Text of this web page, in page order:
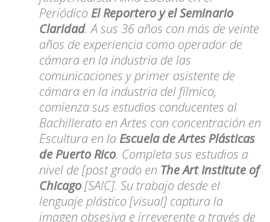
Periódico El Reportero y el Seminario
Claridad. A sus 36 años con más de veinte
años de experiencia como operador de
cámara en la industria de las
comunicaciones y primer asistente de
cámara en la industria del fílmico,
comienza sus estudios conducentes al
Bachillerato en Artes con concentración en
Escultura en la Escuela de Artes Plásticas
de Puerto Rico. Completa sus estudios a
nivel de [post grado en The Art Institute of
Chicago[SAIC]. Su trabajo desde el
lenguaje plástico [visual] captura la
imagen obsesiva e irreverente a través de